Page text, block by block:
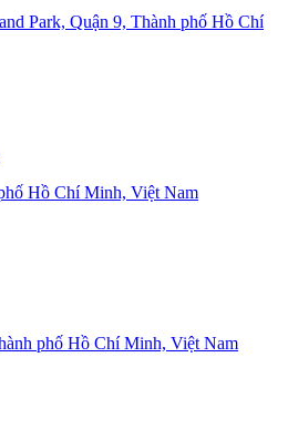
Park, Quận 9, Thành phố Hồ Chí
Hồ Chí Minh, Việt Nam
phố Hồ Chí Minh, Việt Nam